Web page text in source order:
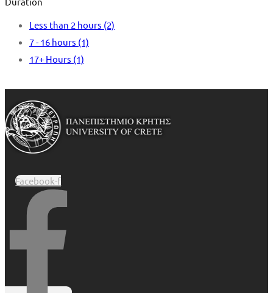
Less than 2 hours (2)
7 - 16 hours (1)
17+ Hours (1)
Facebook-f